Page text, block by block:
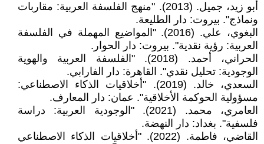
أبو زيد، جميل. (2013). "منهج الفلسفة العربية: مقاربات
ونماذج". بيروت: دار الطليعة.
البغوي، علي. (2016). "المواضيع المهملة في الفلسفة
العربية: رؤية نقدية". بيروت: دار الحوار.
الحراني، أحمد. (2018). "الفلسفة العربية والهوية
الوجودية: تحليل نقدي". القاهرة: دار الفارابي.
السعدي، خالد. (2019). "أخلاقيات الذكاء الاصطناعي:
مسؤولية الحوكمة الأخلاقية". عمان: دار المعارف.
العامري، محمد. (2021). "الوجودية العربية: دراسة
فلسفية". بغداد: دار النهضة.
القاضي، فاطمة. (2022). "أخلاقيات الذكاء الاصطناعي